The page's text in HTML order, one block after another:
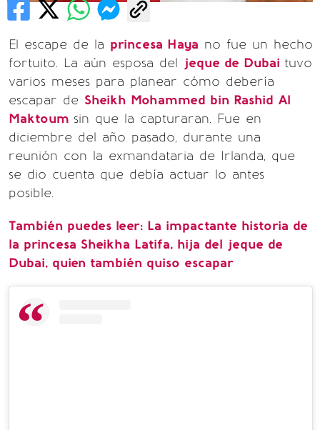
El escape de la princesa Haya no fue un hecho
fortuito. La aún esposa del jeque de Dubai tuvo
varios meses para planear cómo debería
escapar de Sheikh Mohammed bin Rashid Al
Maktoum sin que la capturaran. Fue en
diciembre del año pasado, durante una
reunión con la exmandataria de Irlanda, que
se dio cuenta que debía actuar lo antes
posible.
También puedes leer: La impactante historia de
la princesa Sheikha Latifa, hija del jeque de
Dubai, quien también quiso escapar